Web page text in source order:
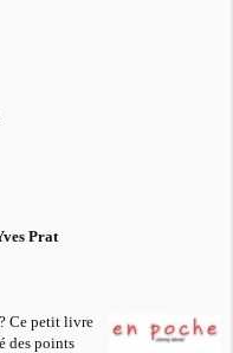
Prat
Ce petit livre
des points